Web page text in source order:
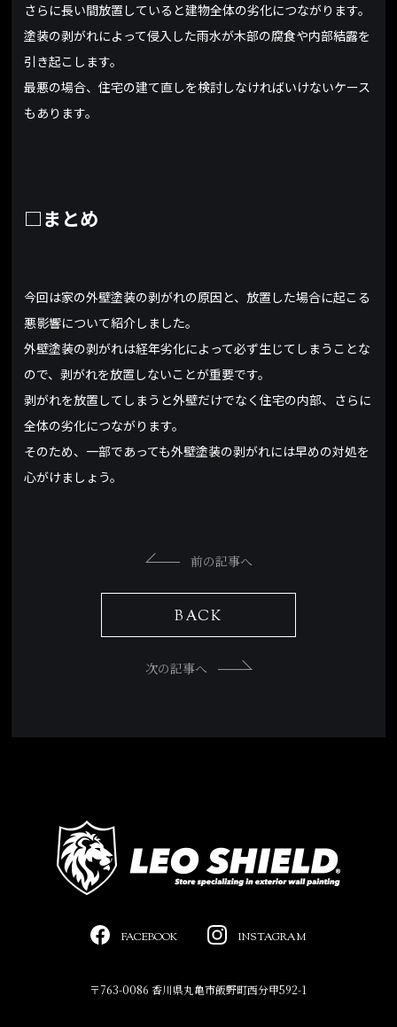
さらに長い間放置していると建物全体の劣化につながります。
塗装の剥がれによって侵入した雨水が木部の腐食や内部結露を
引き起こします。
最悪の場合、住宅の建て直しを検討しなければいけないケース
もあります。
□まとめ
今回は家の外壁塗装の剥がれの原因と、放置した場合に起こる
悪影響について紹介しました。
外壁塗装の剥がれは経年劣化によって必ず生じてしまうことな
ので、剥がれを放置しないことが重要です。
剥がれを放置してしまうと外壁だけでなく住宅の内部、さらに
全体の劣化につながります。
そのため、一部であっても外壁塗装の剥がれには早めの対処を
心がけましょう。
前の記事へ
BACK
次の記事へ
FACEBOOK INSTAGRAM
〒763-0086 香川県丸亀市飯野町西分甲592-1